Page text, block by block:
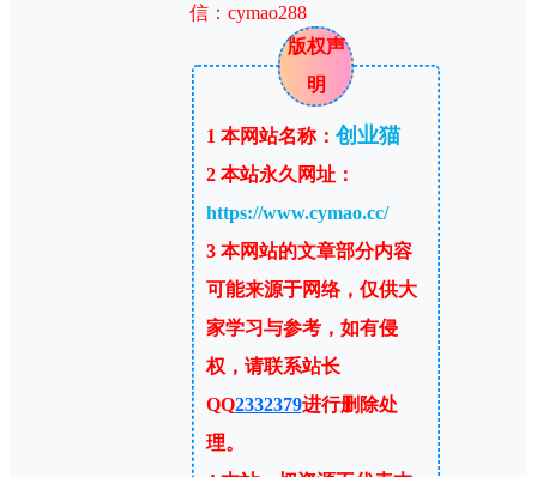
信：cymao288
版权声
明
1 本网站名称： 创业猫
2本站永久网址：
https://www.cymao.cc/
3本网站的文章部分内容
可能来源于网络，仅供大
家学习与参考，如有侵
权，请联系站长
QQ2332379进行删除处
理。